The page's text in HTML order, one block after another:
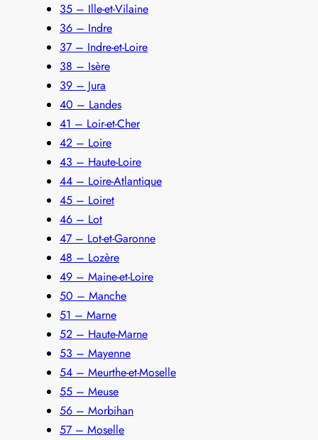
35 – Ille-et-Vilaine
36 – Indre
37 – Indre-et-Loire
38 – Isère
39 – Jura
40 – Landes
41 – Loir-et-Cher
42 – Loire
43 – Haute-Loire
44 – Loire-Atlantique
45 – Loiret
46 – Lot
47 – Lot-et-Garonne
48 – Lozère
49 – Maine-et-Loire
50 – Manche
51 – Marne
52 – Haute-Marne
53 – Mayenne
54 – Meurthe-et-Moselle
55 – Meuse
56 – Morbihan
57 – Moselle